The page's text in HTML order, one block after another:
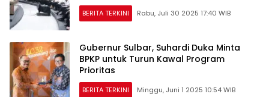
BERITA TERKINI Rabu, Juli 30 2025 17:40 WIB
Gubernur Sulbar, Suhardi Duka Minta
BPKP untuk Turun Kawal Program
Prioritas
BERITA TERKINI Minggu, Juni 1 2025 10:54 WIB